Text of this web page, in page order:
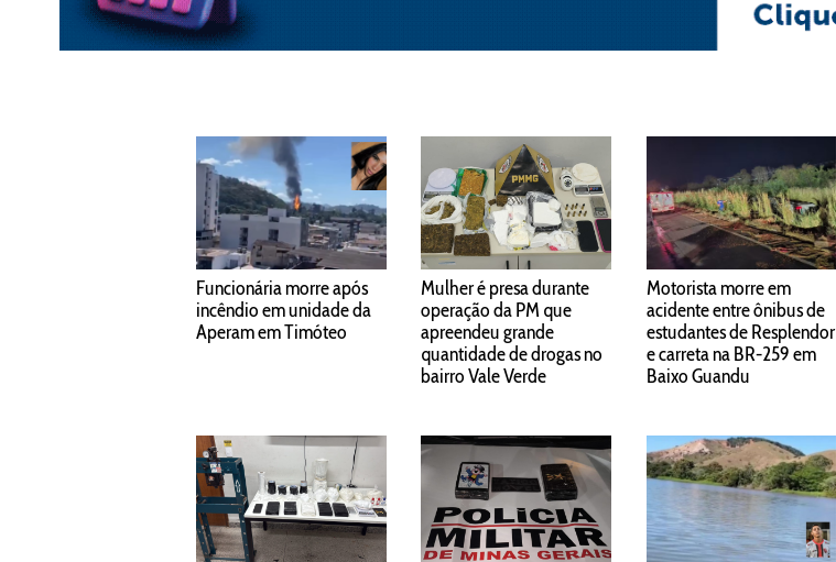
Funcionária morre após
incêndio em unidade da
Aperam em Timóteo
Mulher é presa durante
operação da PM que
apreendeu grande
quantidade de drogas no
bairro Vale Verde
Motorista morre em
acidente entre ônibus de
estudantes de Resplendor
e carreta na BR-259 em
Baixo Guandu